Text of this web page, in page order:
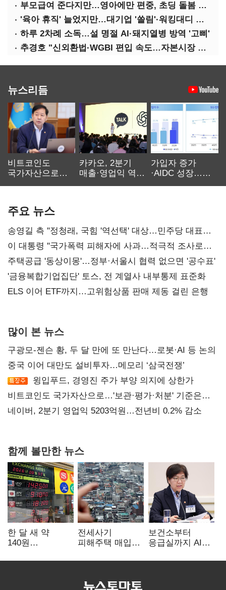
부모급여 준다지만…영아에만 편중, 초딩 돌봄 절실
'육아 휴직' 늘었지만…대기업 '쏠림'·워킹대디 여전히 '저조'
하루 2차례 소독…설 명절 AI·돼지열병 방역 '고삐'
추경호 "신외환법·WGBI 편입 속도…자본시장 투자환경 개선"
뉴스리듬
비트코인도
국가자산으로…'
카카오, 2분기
매출·영업익 역대
가입자 증가
·AIDC 성장…
주요 뉴스
송영길 측 "정청래, 국힘 '역선택' 대상…민주당 대표로
총선 지휘 못해"
이 대통령 "국가폭력 피해자에 사과…적극적 조사로
진실 밝혀야"
주택공급 '동상이몽'…정부·서울시 협력 없으면 '공수표'
'금융복합기업집단' 토스, 전 계열사 내부통제 표준화
ELS 이어 ETF까지…고위험상품 판매 제동 걸린 은행
많이 본 뉴스
구광모-젠슨 황, 두 달 만에 또 만난다…로봇·AI 등 논의
중국 이어 대만도 설비투자…메모리 ‘삼국전쟁’
윙입푸드, 경영진 주가 부양 의지에 상한가
비트코인도 국가자산으로…'보관·평가·처분' 기준은
숙제
네이버, 2분기 영업익 5203억원…전년비 0.2% 감소
함께 볼만한 뉴스
한 달 새 약
140원
엔저'에 원화
전세사기
피해주택 매입
누적 피해자
보건소부터
응급실까지 AI
혁신 본격화